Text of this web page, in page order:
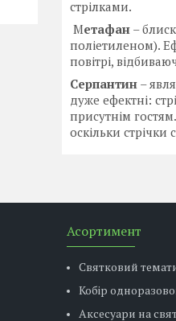
стрілками.
Метафан –
поліетиленом).
повітрі,
Серпантин –
дуже ефектні:
присутнім
оскільки
Асортимент
Святковий
Кобір
Аксесуари на